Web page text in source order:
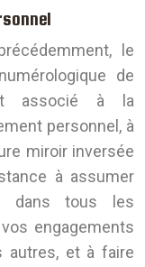
le
de
associé à la
personnel, à
miroir inversée
à assumer
dans tous les
engagements
autres, et à faire